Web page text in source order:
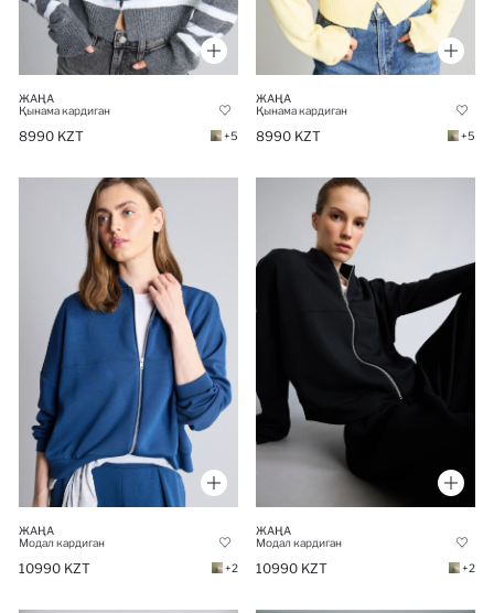
ЖАҢА
Қынама кардиган
8990 KZT +5
ЖАҢА
Қынама кардиган
8990 KZT +5
ЖАҢА
Модал кардиган
10990 KZT +2
ЖАҢА
Модал кардиган
10990 KZT +2